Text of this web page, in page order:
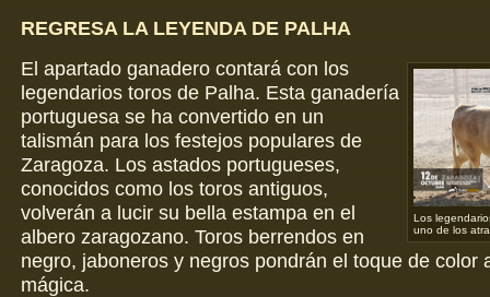
REGRESA LA LEYENDA DE PALHA
Los
uno de los
El apartado ganadero contará con los
legendarios toros de Palha. Esta ganadería
portuguesa se ha convertido en un
talismán para los festejos populares de
Zaragoza. Los astados portugueses,
conocidos como los toros antiguos,
volverán a lucir su bella estampa en el
albero zaragozano. Toros berrendos en
negro, jaboneros y negros pondrán el toque de color
mágica.